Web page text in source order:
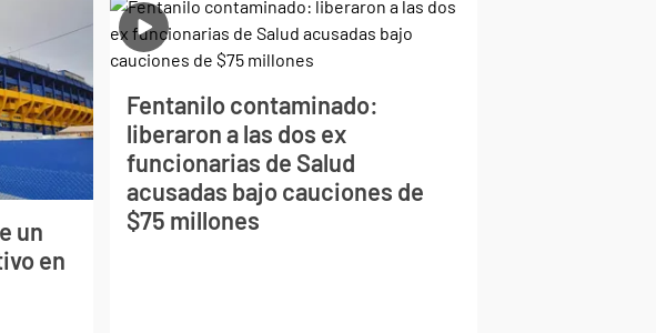
un
en
Fentanilo contaminado:
liberaron a las dos ex
funcionarias de Salud
acusadas bajo cauciones de
$75 millones